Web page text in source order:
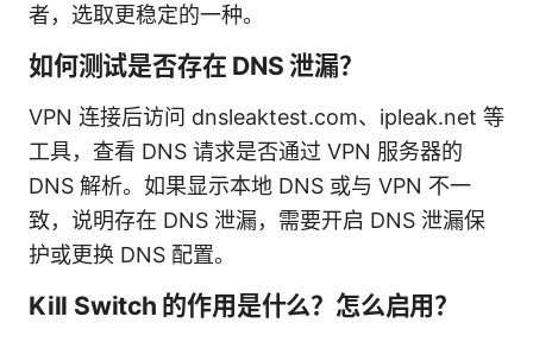
者，选取更稳定的一种。
如何测试是否存在 DNS 泄漏？
VPN 连接后访问 dnsleaktest.com、ipleak.net 等
工具，查看 DNS 请求是否通过 VPN 服务器的
DNS 解析。如果显示本地 DNS 或与 VPN 不一
致，说明存在 DNS 泄漏，需要开启 DNS 泄漏保
护或更换 DNS 配置。
Kill Switch 的作用是什么？怎么启用？